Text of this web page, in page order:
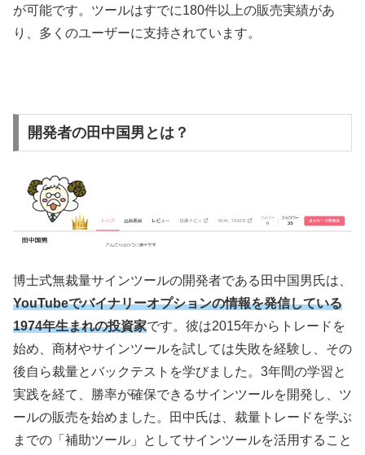
が可能です。ツールはすでに180件以上の販売実績があ
り、多くのユーザーに支持されています。
開発者の田中国男とは？
博士式無裁量サインツールの開発者である田中国男氏は、
YouTubeでバイナリーオプションの情報を発信している
1974年生まれの投資家です。彼は2015年からトレードを
始め、商材やサインツールを試しては失敗を経験し、その
後自ら裁量とバックテストを学びました。 3年間の学習と
実践を経て、勝率が確保できるサインツールを開発し、ツ
ールの販売を始めました。田中氏は、裁量トレードを学ぶ
までの「補助ツール」としてサインツールを活用すること